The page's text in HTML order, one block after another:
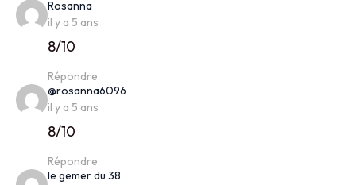
Rosannasays:
il y a 5 ans
8/10
Répondre
@rosanna6096
il y a 5 ans
8/10
Répondre
le gemer du 38